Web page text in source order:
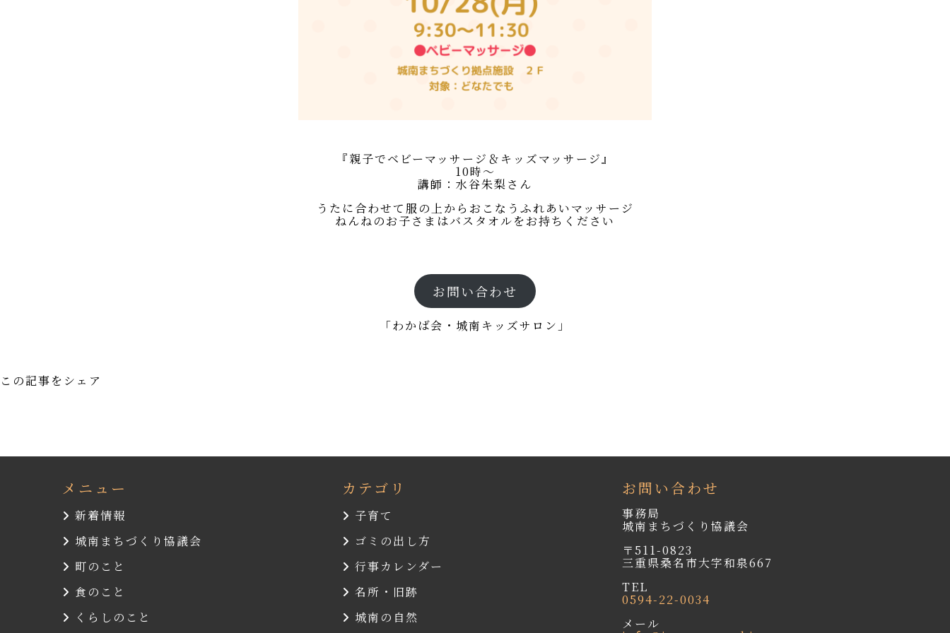
『親子でベビーマッサージ＆キッズマッサージ』
10時～
講師：水谷朱梨さん
うたに合わせて服の上からおこなうふれあいマッサージ
ねんねのお子さまはバスタオルをお持ちください
お問い合わせ
「わかば会・城南キッズサロン」
この記事をシェア
メニュー
新着情報
城南まちづくり協議会
町のこと
食のこと
くらしのこと
カテゴリ
子育て
ゴミの出し方
行事カレンダー
名所・旧跡
城南の自然
お問い合わせ
事務局
城南まちづくり協議会
〒511-0823
三重県桑名市大字和泉667
TEL
0594-22-0034
メール